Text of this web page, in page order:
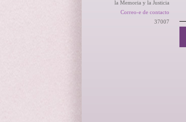
la Memoria y la Justicia
Correo-e de contacto
37007